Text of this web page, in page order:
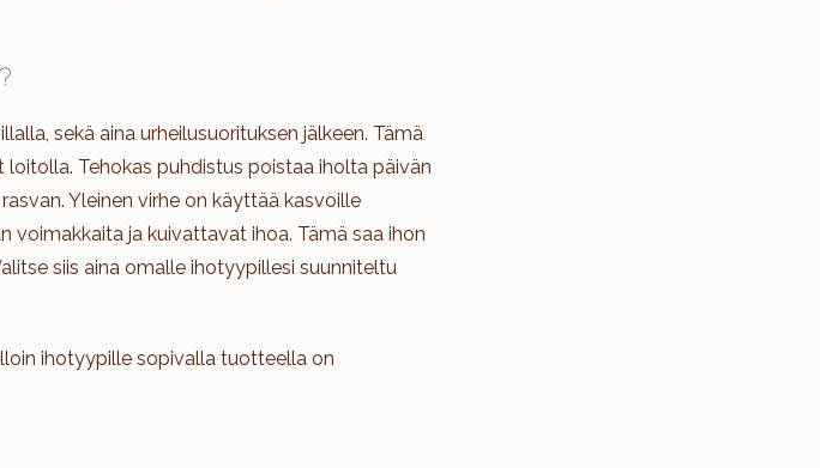
sekä aina urheilusuorituksen jälkeen. Tämä
Tehokas puhdistus poistaa iholta päivän
Yleinen virhe on käyttää kasvoille
voimakkaita ja kuivattavat ihoa. Tämä saa ihon
siis aina omalle ihotyypillesi suunniteltu
ihotyypille sopivalla tuotteella on